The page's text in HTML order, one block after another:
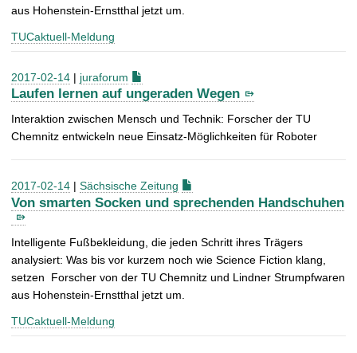
aus Hohenstein-Ernstthal jetzt um.
TUCaktuell-Meldung
2017-02-14 | juraforum
Laufen lernen auf ungeraden Wegen
Interaktion zwischen Mensch und Technik: Forscher der TU
Chemnitz entwickeln neue Einsatz-Möglichkeiten für Roboter
2017-02-14 | Sächsische Zeitung
Von smarten Socken und sprechenden Handschuhen
Intelligente Fußbekleidung, die jeden Schritt ihres Trägers
analysiert: Was bis vor kurzem noch wie Science Fiction klang,
setzen Forscher von der TU Chemnitz und Lindner Strumpfwaren
aus Hohenstein-Ernstthal jetzt um.
TUCaktuell-Meldung